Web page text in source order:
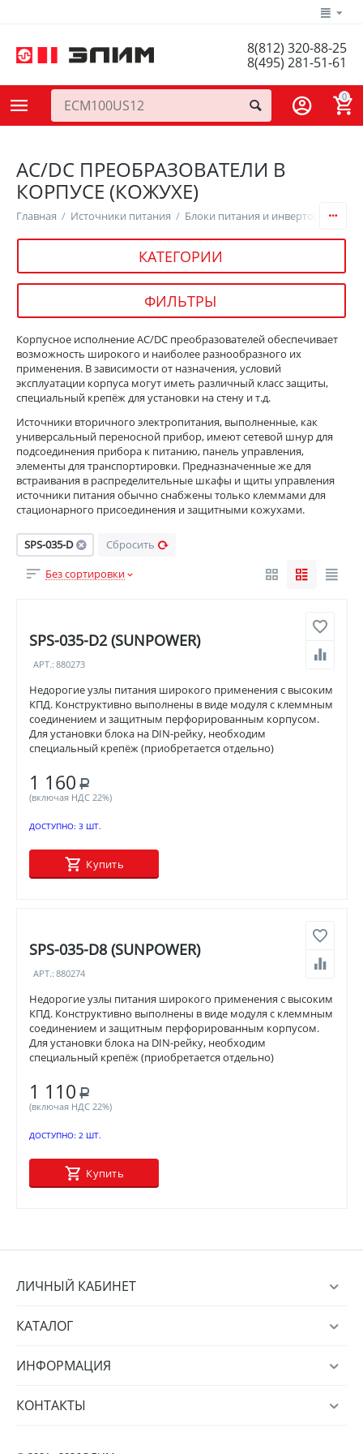
8(812) 320-88-25
8(495) 281-51-61
0
AC/DC ПРЕОБРАЗОВАТЕЛИ В
КОРПУСЕ (КОЖУХЕ)
Главная / Источники питания / Блоки питания и инверторы /
КАТЕГОРИИ
ФИЛЬТРЫ
Корпусное исполнение AC/DC преобразователей обеспечивает
возможность широкого и наиболее разнообразного их
применения. В зависимости от назначения, условий
эксплуатации корпуса могут иметь различный класс защиты,
специальный крепёж для установки на стену и т.д.
Источники вторичного электропитания, выполненные, как
универсальный переносной прибор, имеют сетевой шнур для
подсоединения прибора к питанию, панель управления,
элементы для транспортировки. Предназначенные же для
встраивания в распределительные шкафы и щиты управления
источники питания обычно снабжены только клеммами для
стационарного присоединения и защитными кожухами.
SPS-035-D
Сбросить
Без сортировки
SPS-035-D2 (SUNPOWER)
АРТ.: 880273
Недорогие узлы питания широкого применения с высоким
КПД. Конструктивно выполнены в виде модуля с клеммным
соединением и защитным перфорированным корпусом.
Для установки блока на DIN-рейку, необходим
специальный крепёж (приобретается отдельно)
1 160 Р
(включая НДС 22%)
ДОСТУПНО: 3 ШТ.
Купить
SPS-035-D8 (SUNPOWER)
АРТ.: 880274
Недорогие узлы питания широкого применения с высоким
КПД. Конструктивно выполнены в виде модуля с клеммным
соединением и защитным перфорированным корпусом.
Для установки блока на DIN-рейку, необходим
специальный крепёж (приобретается отдельно)
1 110 Р
(включая НДС 22%)
ДОСТУПНО: 2 ШТ.
Купить
ЛИЧНЫЙ КАБИНЕТ
КАТАЛОГ
ИНФОРМАЦИЯ
КОНТАКТЫ